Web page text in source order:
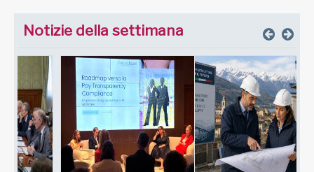
Notizie della settimana